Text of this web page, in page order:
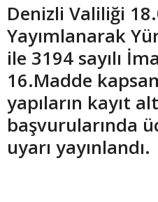
Denizli Valiliği
Yayımlanarak
ile 3194 sayılı
16.Madde
yapıların kayıt
başvurularında
uyarı yayınlandı.